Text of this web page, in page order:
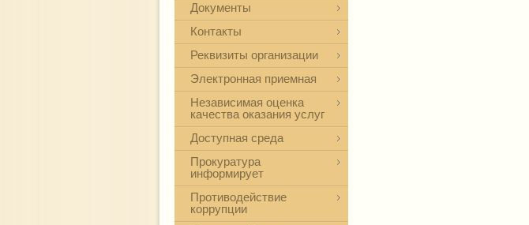
Документы
Контакты
Реквизиты организации
Электронная приемная
Независимая оценка
качества оказания услуг
Доступная среда
Прокуратура
информирует
Противодействие
коррупции